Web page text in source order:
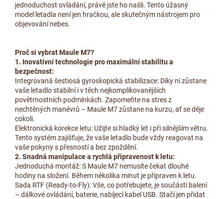
jednoduchost ovládání, právě jste ho našli. Tento úžasný
model letadla není jen hračkou, ale skutečným nástrojem pro
objevování nebes.
Proč si vybrat Maule M7?
1. Inovativní technologie pro maximální stabilitu a
bezpečnost:
Integrovaná šestiosá gyroskopická stabilizace: Díky ní zůstane
vaše letadlo stabilní i v těch nejkomplikovanějších
povětrnostních podmínkách. Zapomeňte na stres z
nechtěných manévrů – Maule M7 zůstane na kurzu, ať se děje
cokoli.
Elektronická korekce letu: Užijte si hladký let i při silnějším větru.
Tento systém zajišťuje, že vaše letadlo bude vždy reagovat na
vaše pokyny s přesností a bez zpoždění.
2. Snadná manipulace a rychlá připravenost k letu:
Jednoduchá montáž: S Maule M7 nemusíte čekat dlouhé
hodiny na složení. Během několika minut je připraven k letu.
Sada RTF (Ready-to-Fly): Vše, co potřebujete, je součástí balení
– dálkové ovládání, baterie, nabíjecí kabel USB. Stačí jen přidat